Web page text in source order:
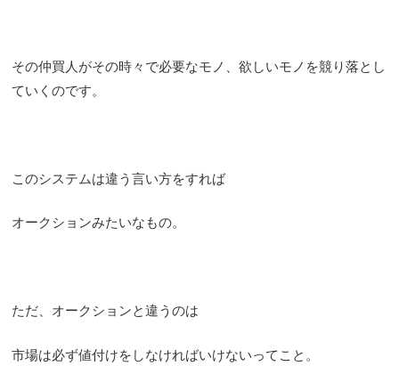
その仲買人がその時々で必要なモノ、欲しいモノを競り落とし
ていくのです。
このシステムは違う言い方をすれば
オークションみたいなもの。
ただ、オークションと違うのは
市場は必ず値付けをしなければいけないってこと。